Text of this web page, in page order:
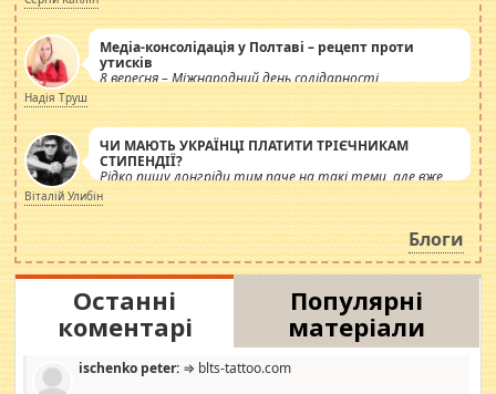
Медіа-консолідація у Полтаві – рецепт проти
утисків
8 вересня – Міжнародний день солідарності
журналістів.
Надія Труш
ЧИ МАЮТЬ УКРАЇНЦІ ПЛАТИТИ ТРІЄЧНИКАМ
СТИПЕНДІЇ?
Рідко пишу лонгріди тим паче на такі теми, але вже
просто дістало! Обурюють сьогоднішні інсенуації
навколо стипендіального питання. Штучно
роздувається ще одна соціальна катастрофа.
Віталій Улибін
Блоги
Останні
коментарі
Популярні
матеріали
ischenko peter: ⇒ blts-tattoo.com